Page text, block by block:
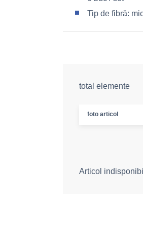
Tip de fibră:
total elemente
foto articol
Articol